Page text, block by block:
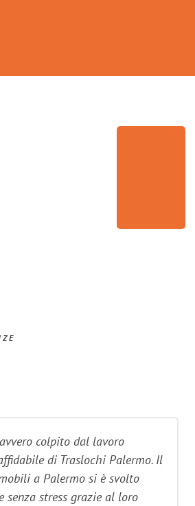
colpito dal lavoro
di Traslochi Palermo. Il
a Palermo si è svolto
senza stress grazie al loro